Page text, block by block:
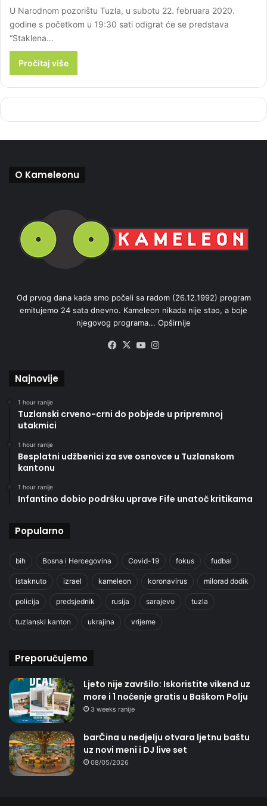
U Narodnom pozorištu Tuzla, u subotu 22. februara 2020.
godine s početkom u 19:30 sati odigrat će se predstava
“Staklena…
Pročitaj više
O Kameleonu
Od prvog dana kada smo počeli sa radom (26.12.1992) program
emitujemo 24 sata dnevno. Kameleon nikada nije stao, a boje
njegovog programa... Opširnije
Facebook
X YouTube
Najnovije
1 hour ranije
Tuzlanski crveno-crni do pobjede u pripremnoj
utakmici
1 hour ranije
Besplatni udžbenici za sve osnovce u Tuzlanskom
kantonu
1 hour ranije
Infantino dobio podršku uprave Fife unatoč kritikama
Popularno
bih Bosna i Hercegovina Covid-19 fokus fudbal
istaknuto izrael kameleon koronavirus milorad dodik
policija predsjednik rusija sarajevo tuzla
tuzlanski kanton ukrajina vrijeme
Preporučujemo
Ljeto nije završilo: Iskoristite vikend uz
more i 1 noćenje gratis u Baškom Polju
3 weeks ranije
barČina u nedjelju otvara ljetnu baštu
uz novi meni i DJ live set
08/05/2026